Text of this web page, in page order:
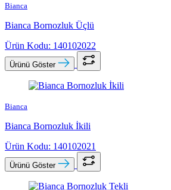
Bianca
Bianca Bornozluk Üçlü
Ürün Kodu: 140102022
Ürünü Göster
Bianca
Bianca Bornozluk İkili
Ürün Kodu: 140102021
Ürünü Göster